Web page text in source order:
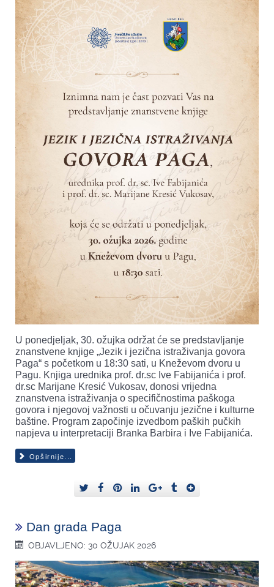
U ponedjeljak, 30. ožujka održat će se predstavljanje
znanstvene knjige „Jezik i jezična istraživanja govora
Paga“ s početkom u 18:30 sati, u Kneževom dvoru u
Pagu. Knjiga urednika prof. dr.sc Ive Fabijanića i prof.
dr.sc Marijane Kresić Vukosav, donosi vrijedna
znanstvena istraživanja o specifičnostima paškoga
govora i njegovoj važnosti u očuvanju jezične i kulturne
baštine. Program započinje izvedbom paških pučkih
napjeva u interpretaciji Branka Barbira i Ive Fabijanića.
Opširnije...
Dan grada Paga
OBJAVLJENO: 30 OŽUJAK 2026